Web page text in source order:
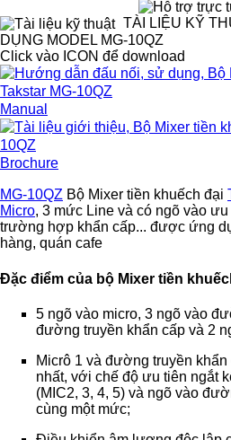
TÀI LIỆU KỸ
DỤNG MODEL MG-10QZ
Click vào ICON để download
Manual
Brochure
MG-10QZ Bộ Mixer tiền khuếch đại
Micro, 3 mức Line và có ngõ vào
trường hợp khẩn cấp... được ứng
hàng, quán cafe
Đặc điểm của bộ Mixer tiền
5 ngõ vào micro, 3 ngõ vào
đường truyền khẩn cấp và 2
Micrô 1 và đường truyền
nhất, với chế độ ưu tiên ngắt
(MIC2, 3, 4, 5) và ngõ vào
cùng một mức;